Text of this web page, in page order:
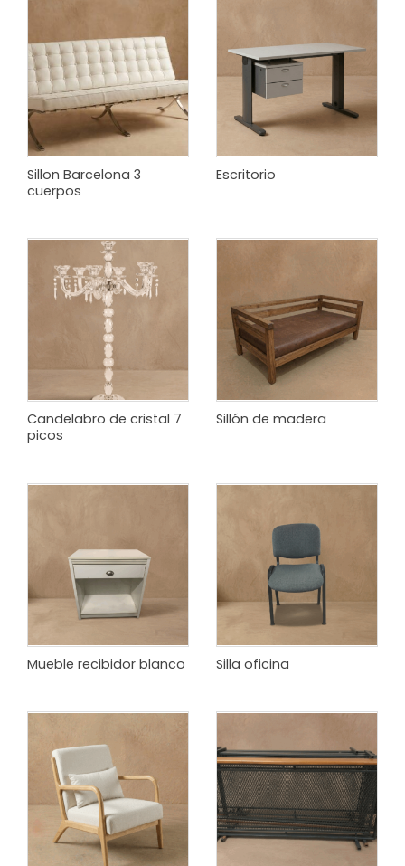
Sillon Barcelona 3
cuerpos
Escritorio
Candelabro de cristal 7
picos
Sillón de madera
Mueble recibidor blanco Silla oficina